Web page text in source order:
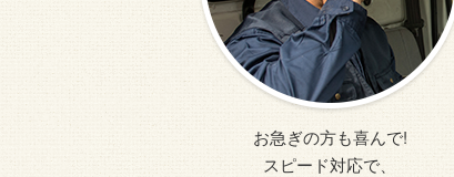
お急ぎの方も喜んで!
スピード対応で、